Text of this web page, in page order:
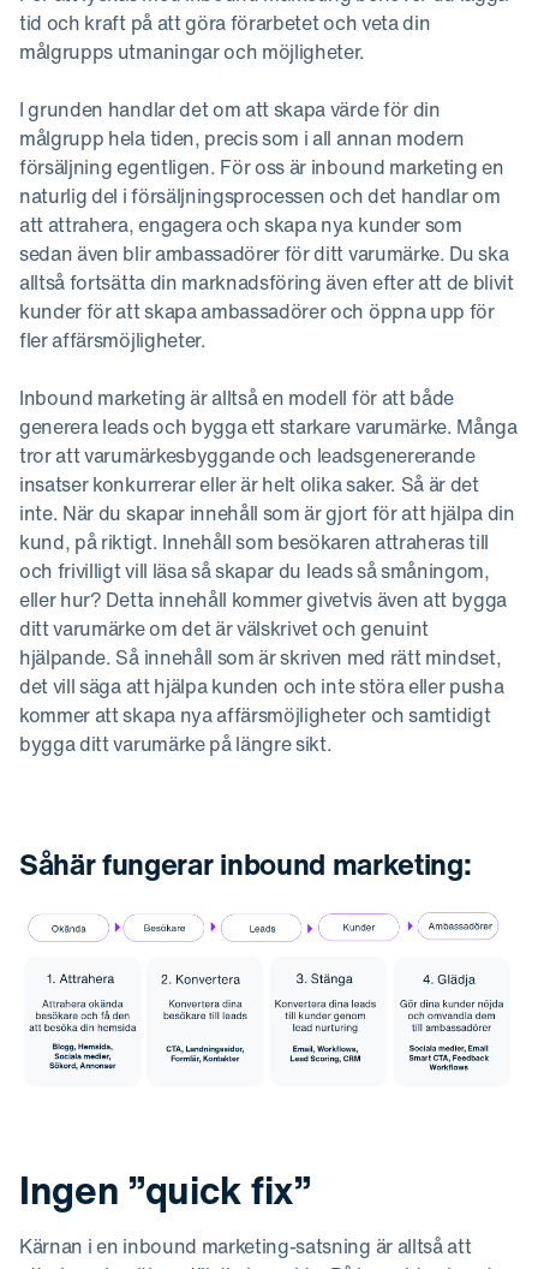
tid och kraft på att göra förarbetet och veta din
målgrupps utmaningar och möjligheter.
I grunden handlar det om att skapa värde för din
målgrupp hela tiden, precis som i all annan modern
försäljning egentligen. För oss är inbound marketing en
naturlig del i försäljningsprocessen och det handlar om
att attrahera, engagera och skapa nya kunder som
sedan även blir ambassadörer för ditt varumärke. Du ska
alltså fortsätta din marknadsföring även efter att de blivit
kunder för att skapa ambassadörer och öppna upp för
fler affärsmöjligheter.
Inbound marketing är alltså en modell för att både
generera leads och bygga ett starkare varumärke. Många
tror att varumärkesbyggande och leadsgenererande
insatser konkurrerar eller är helt olika saker. Så är det
inte. När du skapar innehåll som är gjort för att hjälpa din
kund, på riktigt. Innehåll som besökaren attraheras till
och frivilligt vill läsa så skapar du leads så småningom,
eller hur? Detta innehåll kommer givetvis även att bygga
ditt varumärke om det är välskrivet och genuint
hjälpande. Så innehåll som är skriven med rätt mindset,
det vill säga att hjälpa kunden och inte störa eller pusha
kommer att skapa nya affärsmöjligheter och samtidigt
bygga ditt varumärke på längre sikt.
Såhär fungerar inbound marketing:
Ingen ”quick fix”
Kärnan i en inbound marketing-satsning är alltså att